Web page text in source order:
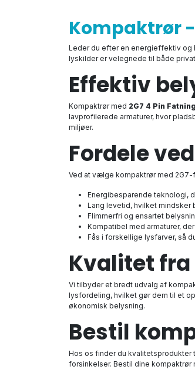
Kompaktrør -
Leder du efter en energieffektiv og
lyskilder er velegnede til både
Effektiv
Kompaktrør med 2G7 4 Pin Fatning
lavprofilerede armaturer, hvor
miljøer.
Fordele
Ved at vælge kompaktrør med
Energibesparende teknologi,
Lang levetid, hvilket mindsker
Flimmerfri og ensartet
Kompatibel med armaturer,
Fås i forskellige lysfarver, så
Kvalitet fra
Vi tilbyder et bredt udvalg af
lysfordeling, hvilket gør dem til et
økonomisk belysning.
Bestil
Hos os finder du kvalitetsprodukter
forsinkelser. Bestil dine